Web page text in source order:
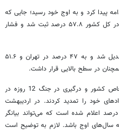
در خرداد ۱۴۰۲ نیز ادامه پیدا کرد و به اوج خود رسید؛ جایی که
رشد اجاره‌بها در تهران ۵۳.۹ درصد و در کل کشور ۵۷.۸ درصد ثبت شد و فشار
در خرداد ۱۴۰۳، روند رشد تا حدی تعدیل شد و به ۴۷ درصد در تهران و ۵۱.۶
در سطح بالایی قرار داشت.
برای سال ۱۴۰۴ نیز به دلیل شرایط خاص کشور و درگیری در جنگ 12 روزه در
خود را تمدید کردند. در اردیبهشت
همان سال نرخ رشد اجاره حدود ۳۹ درصد اعلام شده است که می‌تواند بیانگر
سال‌های اوج باشد. لازم به توضیح است